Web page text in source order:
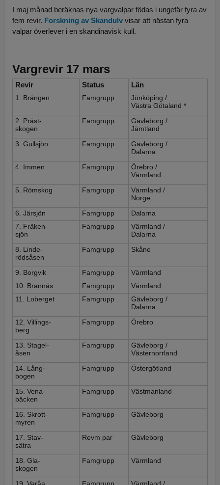
I maj månad beräknas nya vargvalpar födas i ungefär fyra av
fem revir. Forskning av Skandulv visar att nästan fyra
valpar överlever i en skandinavisk kull.
Vargrevir 17 mars
Revir Status Län
1. Brängen Famgrupp
Jönköping /
Västra Götaland *
2. Präst-
skogen
Famgrupp
Gävleborg /
Jämtland
3. Gullsjön
Famgrupp
Gävleborg /
Dalarna
4. Immen
Famgrupp
Örebro /
Värmland
5. Römskog
Famgrupp
Värmland /
Norge
6. Järsjön
Famgrupp
Dalarna
7. Fräken-
sjön
Famgrupp
Värmland /
Dalarna
8. Linde-
rödsåsen
Famgrupp Skåne
9. Borgvik Famgrupp
Värmland
10. Brannäs
Famgrupp
Värmland
11. Loberget
Famgrupp
Gävleborg /
Dalarna
12. Villings-
berg
Famgrupp Örebro
13. Stagel-
åsen
Famgrupp
Gävleborg /
Västernorrland
14. Lång-
bogen
Famgrupp Östergötland
15. Vena-
bäcken
Famgrupp Västmanland
16. Skrott-
myren
Famgrupp Gävleborg
17. Stav-
sätra
Revm par Gävleborg
18. Gla-
skogen
Famgrupp Värmland